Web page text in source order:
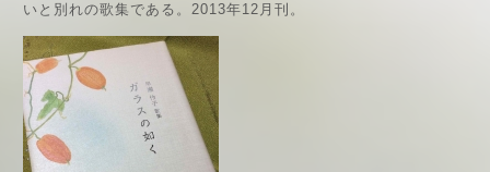
いと別れの歌集である。2013年12月刊。